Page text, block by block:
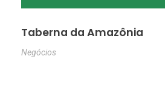
Taberna da Amazônia
Negócios